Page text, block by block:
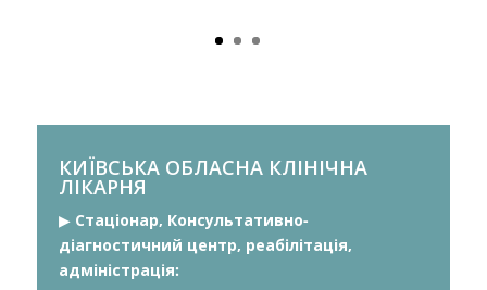
КИЇВСЬКА ОБЛАСНА КЛІНІЧНА
ЛІКАРНЯ
▶︎Стаціонар, Консультативно-
діагностичний центр, реабілітація,
адміністрація: